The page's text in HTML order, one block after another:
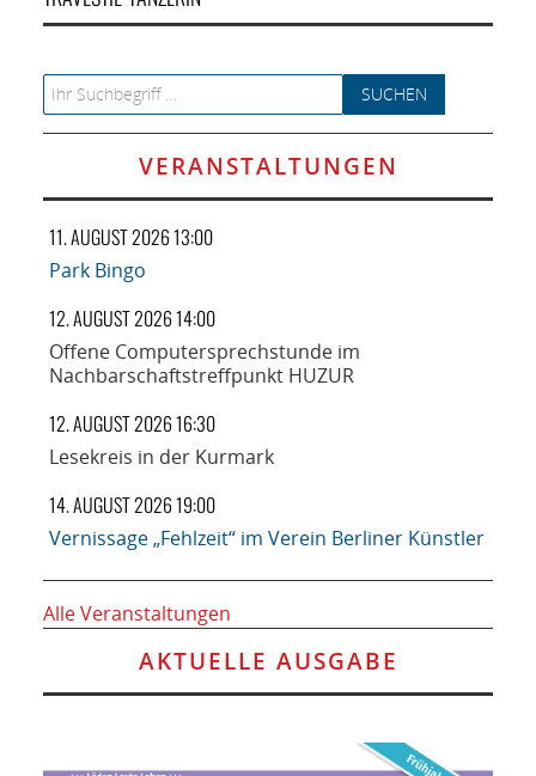
Search for:
VERANSTALTUNGEN
11. AUGUST 2026 13:00
Park Bingo
12. AUGUST 2026 14:00
Offene Computersprechstunde im
Nachbarschaftstreffpunkt HUZUR
12. AUGUST 2026 16:30
Lesekreis in der Kurmark
14. AUGUST 2026 19:00
Vernissage „Fehlzeit“ im Verein Berliner Künstler
Alle Veranstaltungen
AKTUELLE AUSGABE